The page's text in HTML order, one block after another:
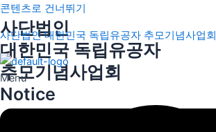
콘텐츠로 건너뛰기
사단법인 대한민국 독립유공자 추모기념사업회
Menu
사단법인
대한민국 독립유공자
추모기념사업회
Notice